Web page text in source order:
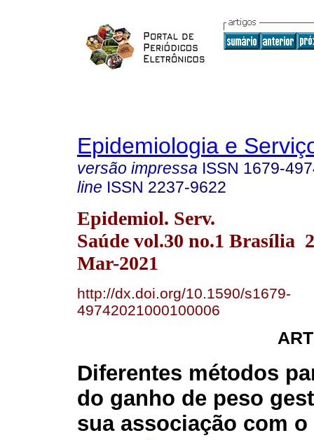
Epidemiologia e
versão impressa ISSN 1679-
line ISSN 2237-9622
Epidemiol. Serv.
Saúde vol.30 no.1 Brasília
Mar-2021
http://dx.doi.org/10.1590/s1679-
49742021000100006
Diferentes métodos
do ganho de peso
sua associação com o